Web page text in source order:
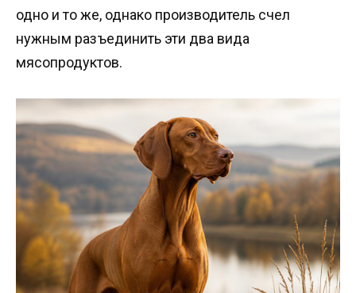
одно и то же, однако производитель счел
нужным разъединить эти два вида
мясопродуктов.